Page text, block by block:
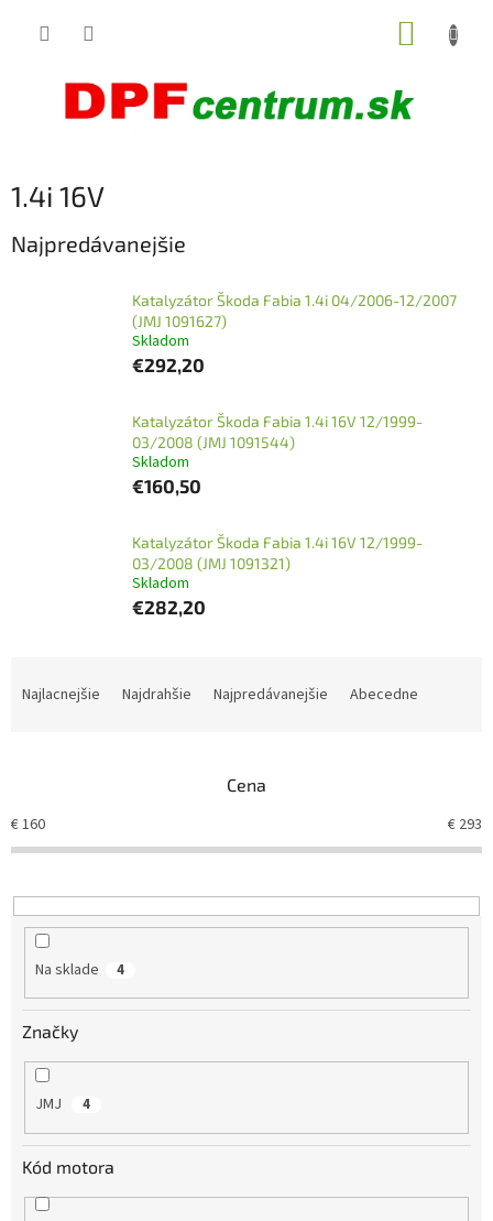
1.4i 16V
Najpredávanejšie
Katalyzátor Škoda Fabia 1.4i 04/2006-12/2007
(JMJ 1091627)
Skladom
€292,20
Katalyzátor Škoda Fabia 1.4i 16V 12/1999-
03/2008 (JMJ 1091544)
Skladom
€160,50
Katalyzátor Škoda Fabia 1.4i 16V 12/1999-
03/2008 (JMJ 1091321)
Skladom
€282,20
e
p
r
d
Najlacnejšie Najdrahšie Najpredávanejšie Abecedne
Cena
€160 € 293
Na sklade 4
Značky
JMJ 4
Kód motora